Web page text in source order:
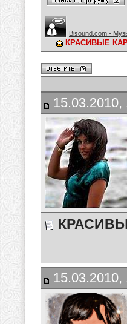
Bisound.com -
КРАСИВЫЕ
15.03.2010,
15.03.2010,